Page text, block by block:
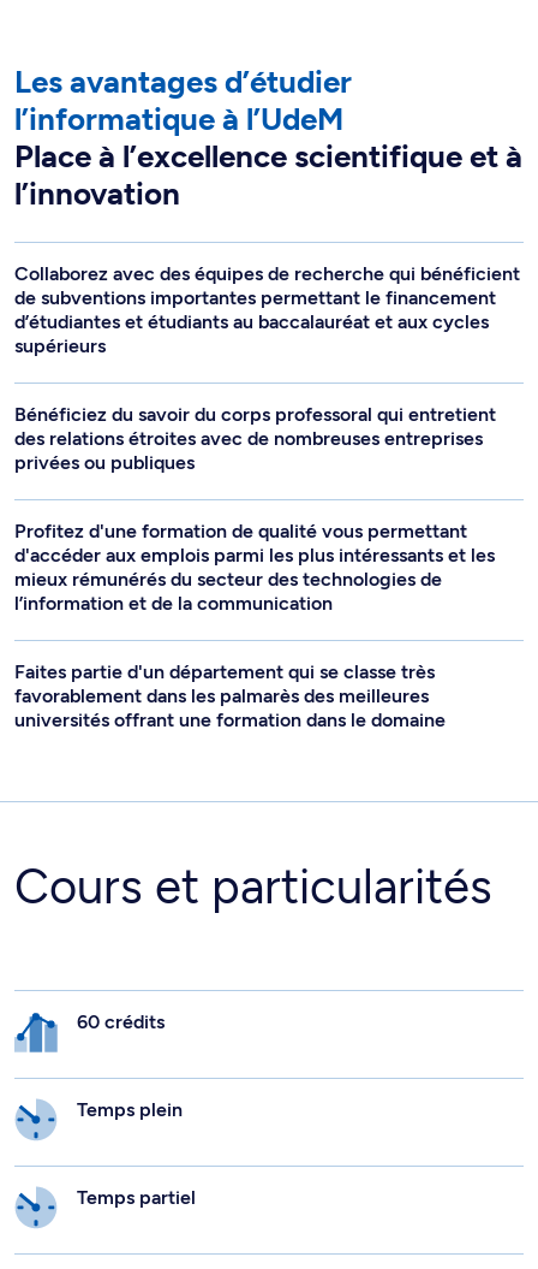
Les avantages d’étudier
l’informatique à l’UdeM
Place à l’excellence scientifique et à
l’innovation
Collaborez avec des équipes de recherche qui bénéficient
de subventions importantes permettant le financement
d’étudiantes et étudiants au baccalauréat et aux cycles
supérieurs
Bénéficiez du savoir du corps professoral qui entretient
des relations étroites avec de nombreuses entreprises
privées ou publiques
Profitez d'une formation de qualité vous permettant
d'accéder aux emplois parmi les plus intéressants et les
mieux rémunérés du secteur des technologies de
l’information et de la communication
Faites partie d'un département qui se classe très
favorablement dans les palmarès des meilleures
universités offrant une formation dans le domaine
Cours et particularités
60 crédits
Temps plein
Temps partiel